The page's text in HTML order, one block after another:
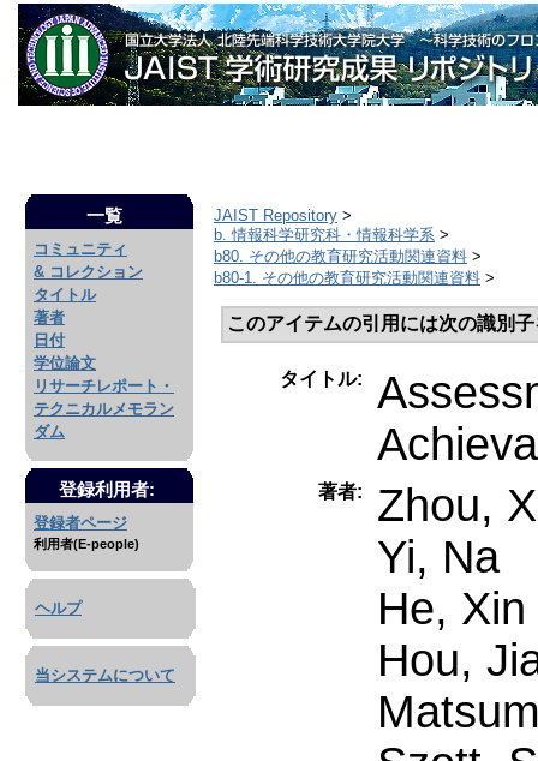
一覧
コミュニティ
& コレクション
タイトル
著者
日付
学位論文
リサーチレポート・
テクニカルメモラン
ダム
登録利用者:
登録者ページ
利用者(E-people)
ヘルプ
当システムについて
JAIST Repository >
b. 情報科学研究科・情報科学系 >
b80. その他の教育研究活動関連資料 >
b80-1. その他の教育研究活動関連資料 >
このアイテムの引用には次の識別
タイトル:
著者:
Zhou,
Yi, Na
He, Xin
Hou,